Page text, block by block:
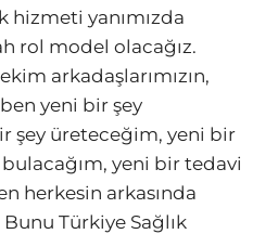
hizmeti yanımızda
rol model olacağız.
arkadaşlarımızın,
yeni bir şey
şey üreteceğim, yeni bir
yeni bir tedavi
herkesin arkasında
Türkiye Sağlık